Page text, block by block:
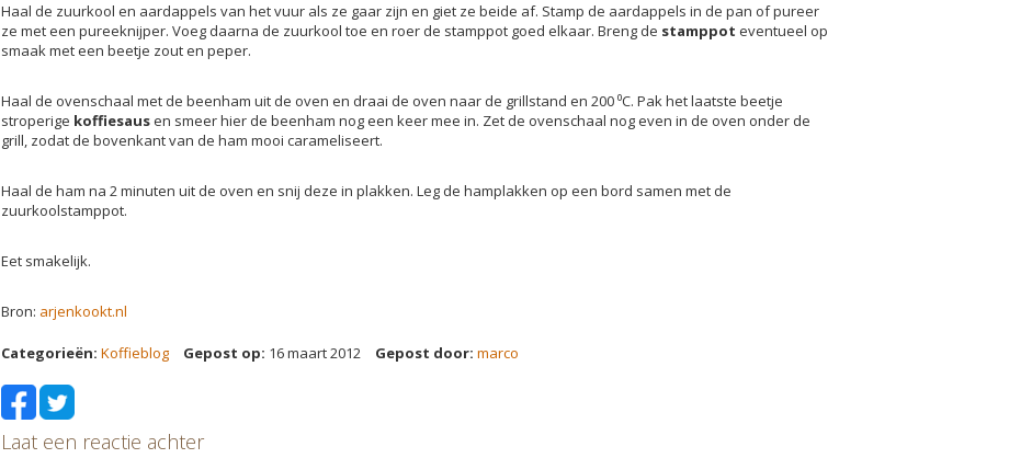
Haal de zuurkool en aardappels van het vuur als ze gaar zijn en giet ze beide af. Stamp de aardappels in de pan of pureer
ze met een pureeknijper. Voeg daarna de zuurkool toe en roer de stamppot goed elkaar. Breng de stamppoteventueel op
smaak met een beetje zout en peper.
Haal de ovenschaal met de beenham uit de oven en draai de oven naar de grillstand en 200 ⁰C. Pak het laatste beetje
stroperige koffiesausen smeer hier de beenham nog een keer mee in. Zet de ovenschaal nog even in de oven onder de
grill, zodat de bovenkant van de ham mooi carameliseert.
Haal de ham na 2 minuten uit de oven en snij deze in plakken. Leg de hamplakken op een bord samen met de
zuurkoolstamppot.
Eet smakelijk.
Bron: arjenkookt.nl
Categorieën: Koffieblog Gepost op: 16 maart 2012 Gepost door: marco
Laat een reactie achter